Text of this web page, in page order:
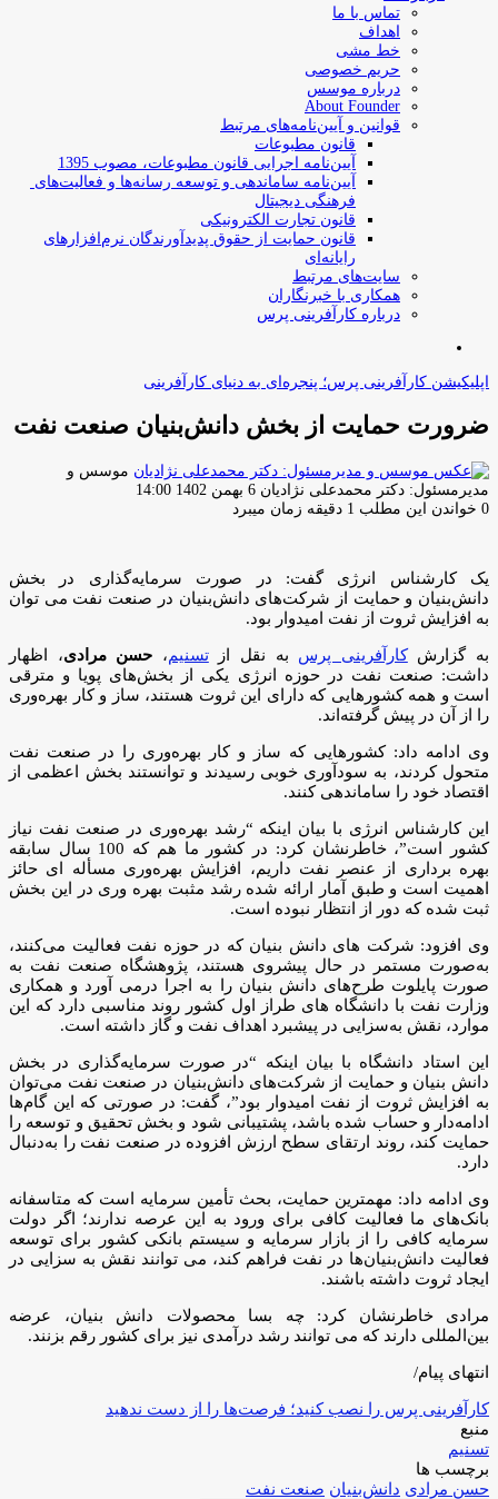
تماس با ما
اهداف
خط مشی
حریم خصوصی
درباره موسس
About Founder
قوانین و آیین‌نامه‌های مرتبط
‌قانون مطبوعات
آیین‌نامه اجرایی قانون مطبوعات، مصوب 1395
آیین‌نامه سامان­دهی و توسعه رسانه­‌ها و فعالیت‌­های
فرهنگی دیجیتال
قانون تجارت الکترونیکی
قانون حمایت از حقوق پدیدآورندگان نرم‌افزارهای
رایانه‌ای
سایت‌های مرتبط
همکاری با خبرنگاران
درباره کارآفرینی پرس
اپلیکیشن کارآفرینی پرس؛ پنجره‌ای به دنیای کارآفرینی
ضرورت حمایت از بخش دانش‌بنیان صنعت نفت
موسس و
مدیرمسئول: دکتر محمدعلی نژادیان ارسال
ایمیل
6 بهمن 1402 14:00
0 خواندن این مطلب 1 دقیقه زمان میبرد
یک کارشناس انرژی گفت: در صورت سرمایه‌گذاری در بخش
دانش‌بنیان و حمایت از شرکت‌های دانش‌بنیان در صنعت نفت می توان
به افزایش ثروت از نفت امیدوار بود.
به گزارشکارآفرینی پرس به نقل ازتسنیم، حسن مرادی، اظهار
داشت: صنعت نفت در حوزه انرژی یکی از بخش‌های پویا و مترقی
است و همه کشورهایی که دارای این ثروت هستند، ساز و کار بهره‌وری
را از آن در پیش گرفته‌اند.
وی ادامه داد: کشورهایی که ساز و کار بهره‌وری را در صنعت نفت
متحول کردند، به سودآوری خوبی رسیدند و توانستند بخش اعظمی از
اقتصاد خود را ساماندهی کنند.
این کارشناس انرژی با بیان اینکه “رشد بهره‌وری در صنعت نفت نیاز
کشور است”، خاطرنشان کرد: در کشور ما هم که 100 سال سابقه
بهره برداری از عنصر نفت داریم، افزایش بهره‌وری مسأله ای حائز
اهمیت است و طبق آمار ارائه شده رشد مثبت بهره وری در این بخش
ثبت شده که دور از انتظار نبوده است.
وی افزود: شرکت های دانش بنیان که در حوزه نفت فعالیت می‌کنند،
به‌صورت مستمر در حال پیشروی هستند، پژوهشگاه صنعت نفت به
صورت پایلوت طرح‌های دانش بنیان را به اجرا درمی آورد و همکاری
وزارت نفت با دانشگاه های طراز اول کشور روند مناسبی دارد که این
موارد، نقش به‌سزایی در پیشبرد اهداف نفت و گاز داشته است.
این استاد دانشگاه با بیان اینکه “در صورت سرمایه‌گذاری در بخش
دانش بنیان و حمایت از شرکت‌های دانش‌بنیان در صنعت نفت می‌توان
به افزایش ثروت از نفت امیدوار بود”، گفت: در صورتی که این گام‌ها
ادامه‌دار و حساب شده باشد، پشتیبانی شود و بخش تحقیق و توسعه را
حمایت کند، روند ارتقای سطح ارزش افزوده در صنعت نفت را به‌دنبال
دارد.
وی ادامه داد: مهمترین حمایت، بحث تأمین سرمایه است که متاسفانه
بانک‌های ما فعالیت کافی برای ورود به این عرصه ندارند؛ اگر دولت
سرمایه کافی را از بازار سرمایه و سیستم بانکی کشور برای توسعه
فعالیت دانش‌بنیان‌ها در نفت فراهم کند، می توانند نقش به سزایی در
ایجاد ثروت داشته باشند.
مرادی خاطرنشان کرد: چه بسا محصولات دانش بنیان، عرضه
بین‌المللی دارند که می توانند رشد درآمدی نیز برای کشور رقم بزنند.
انتهای پیام/
کارآفرینی پرس را نصب کنید؛ فرصت‌ها را از دست ندهید
منبع
تسنیم
برچسب ها
حسن مرادی دانش‌بنیان صنعت نفت